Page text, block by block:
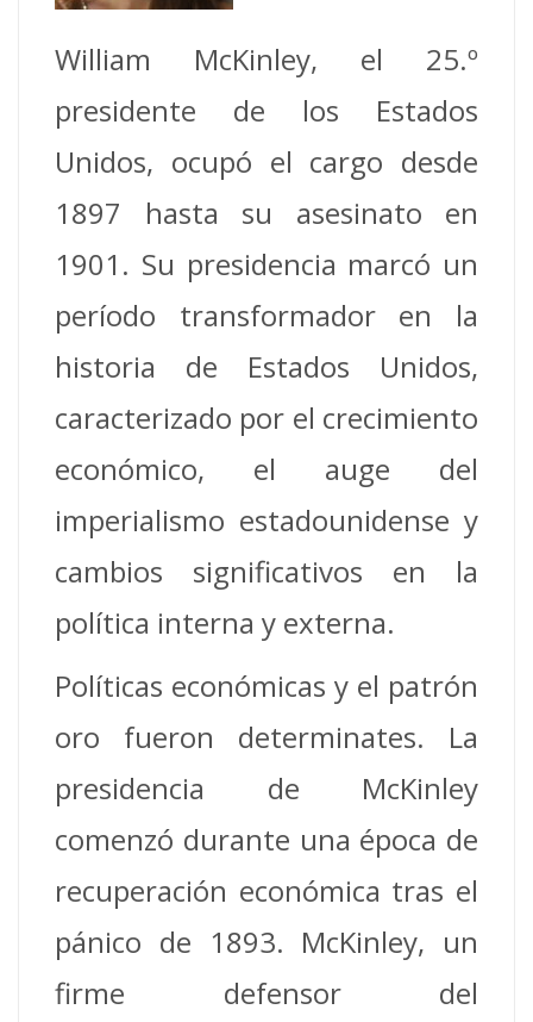
William McKinley, el 25.º
presidente de los Estados
Unidos, ocupó el cargo desde
1897 hasta su asesinato en
1901. Su presidencia marcó un
período transformador en la
historia de Estados Unidos,
caracterizado por el crecimiento
económico, el auge del
imperialismo estadounidense y
cambios significativos en la
política interna y externa.
Políticas económicas y el patrón
oro fueron determinates. La
presidencia de McKinley
comenzó durante una época de
recuperación económica tras el
pánico de 1893. McKinley, un
firme defensor del